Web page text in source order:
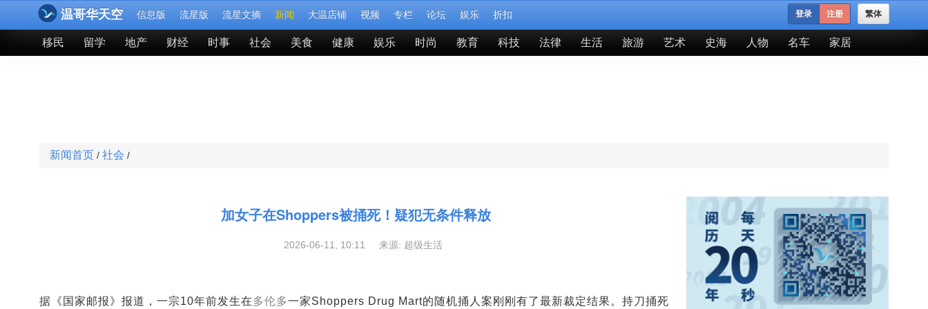
温哥华天空 信息版 流星版 流星文摘 新闻 大温店铺 视频 专栏 论坛 娱乐 折扣 繁体
登录 注册
移民 留学 地产 财经 时事 社会 美食 健康 娱乐 时尚 教育 科技 法律 生活 旅游 艺术 史海 人物 名车 家居
新闻首页 / 社会 /
加女子在Shoppers被捅死！疑犯无条件释放
2026-06-11, 10:11 来源: 超级生活
据《国家邮报》报道，一宗10年前发生在多伦多一家Shoppers Drug Mart的随机捅人案刚刚有了最新裁定结果。持刀捅死